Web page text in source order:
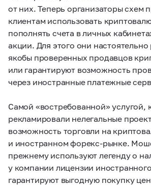
от них. Теперь организаторы схем
клиентам использовать
пополнять счета в личных
акции. Для этого они
якобы проверенных продавцов
или гарантируют возможность
через иностранные платежные
Самой «востребованной» услугой,
рекламировали нелегальные
возможность торговли на
и иностранном форекс-рынке.
прежнему используют легенду о
у компании лицензии
гарантируют выгодную покупку